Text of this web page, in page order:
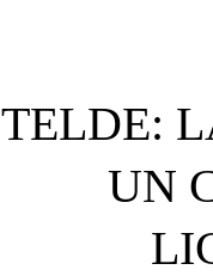
TELDE:
UN